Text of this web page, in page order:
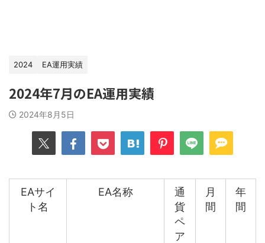
2024 EA運用実績
2024年7月のEA運用実績
2024年8月5日
EAサイ
ト名
EA名称
通
貨
ペ
ア
月
間
年
間